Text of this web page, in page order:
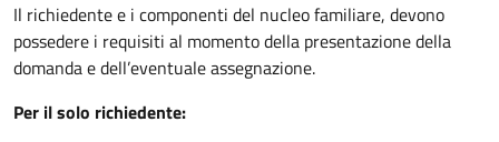
Il richiedente e i componenti del nucleo familiare, devono
possedere i requisiti al momento della presentazione della
domanda e dell’eventuale assegnazione.
Per il solo richiedente: